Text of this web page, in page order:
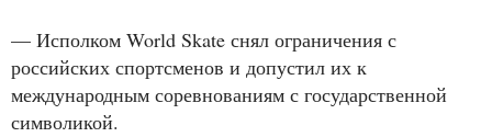
— Исполком World Skate снял ограничения с
российских спортсменов и допустил их к
международным соревнованиям с государственной
символикой.